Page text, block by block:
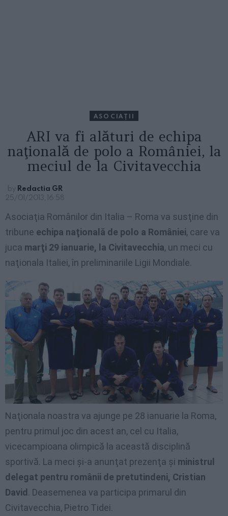
ASOCIAŢII
ARI va fi alături de echipa
naţională de polo a României, la
meciul de la Civitavecchia
by Redactia GR
25/01/2013, 16:58
Asociaţia Românilor din Italia – Roma va susţine din
tribune echipa naţională de polo a României, care va
juca marţi 29 ianuarie, la Civitavecchia, un meci cu
naţionala Italiei, în preliminariile Ligii Mondiale.
Naţionala noastra va ajunge pe 28 ianuarie la Roma,
pentru primul joc din acest an, cel cu Italia,
vicecampioana olimpică la această disciplină
sportivă. La meci şi-a anunţat prezenţa şi ministrul
delegat pentru românii de pretutindeni, Cristian
David . Deasemenea va participa primarul din
Civitavecchia, Pietro Tidei.